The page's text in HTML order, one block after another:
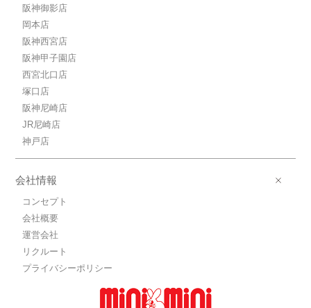
阪神御影店
岡本店
阪神西宮店
阪神甲子園店
西宮北口店
塚口店
阪神尼崎店
JR尼崎店
神戸店
会社情報
コンセプト
会社概要
運営会社
リクルート
プライバシーポリシー